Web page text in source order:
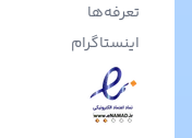
تعرفه‌ها
اینستاگرام